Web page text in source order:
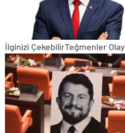
İlginizi ÇekebilirTeğmenler